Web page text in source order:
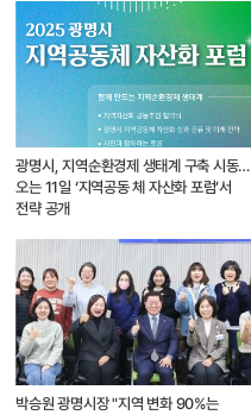
광명시, 지역순환경제 생태계 구축 시동…
오는 11일 ‘지역공동 체 자산화 포럼’서
전략 공개
박승원 광명시장 "지역 변화 90%는